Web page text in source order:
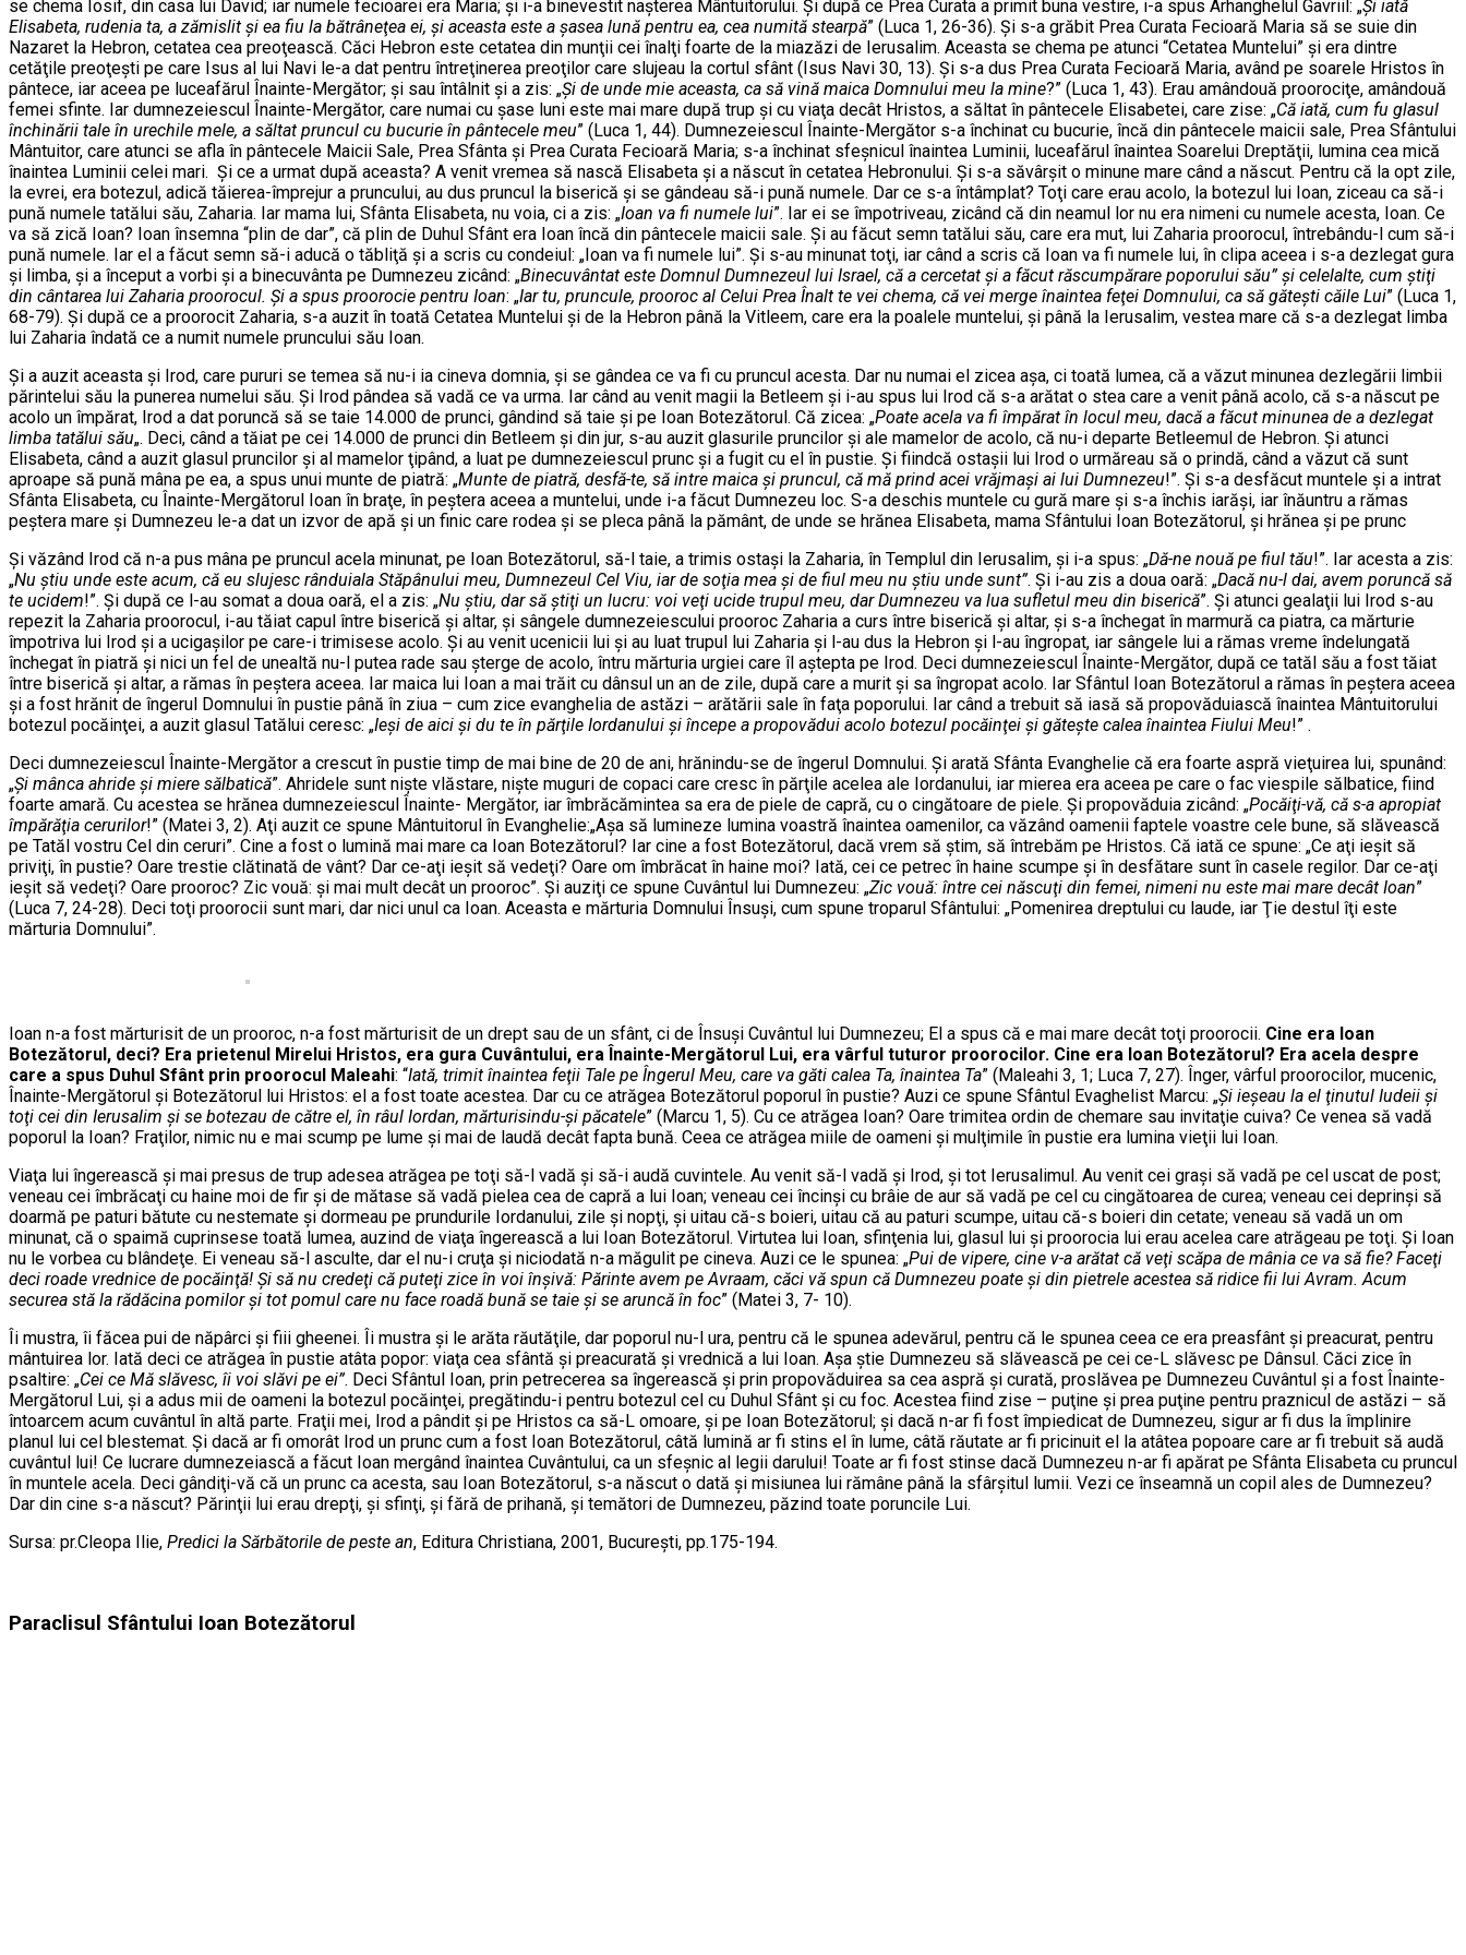
se chema Iosif, din casa lui David; iar numele fecioarei era Maria; şi i-a binevestit naşterea Mântuitorului. Şi după ce Prea Curata a primit buna vestire, i-a spus Arhanghelul Gavriil: „Şi iată
Elisabeta, rudenia ta, a zămislit şi ea fiu la bătrâneţea ei, şi aceasta este a şasea lună pentru ea, cea numită stearpă” (Luca 1, 26-36). Şi s-a grăbit Prea Curata Fecioară Maria să se suie din
Nazaret la Hebron, cetatea cea preoţească. Căci Hebron este cetatea din munţii cei înalţi foarte de la miazăzi de Ierusalim. Aceasta se chema pe atunci “Cetatea Muntelui” şi era dintre
cetăţile preoţeşti pe care Isus al lui Navi le-a dat pentru întreţinerea preoţilor care slujeau la cortul sfânt (Isus Navi 30, 13). Şi s-a dus Prea Curata Fecioară Maria, având pe soarele Hristos în
pântece, iar aceea pe luceafărul Înainte-Mergător; şi sau întâlnit şi a zis: „Şi de unde mie aceasta, ca să vină maica Domnului meu la mine?” (Luca 1, 43). Erau amândouă proorociţe, amândouă
femei sfinte. Iar dumnezeiescul Înainte-Mergător, care numai cu şase luni este mai mare după trup şi cu viaţa decât Hristos, a săltat în pântecele Elisabetei, care zise: „Că iată, cum fu glasul
închinării tale în urechile mele, a săltat pruncul cu bucurie în pântecele meu” (Luca 1, 44). Dumnezeiescul Înainte-Mergător s-a închinat cu bucurie, încă din pântecele maicii sale, Prea Sfântului
Mântuitor, care atunci se afla în pântecele Maicii Sale, Prea Sfânta şi Prea Curata Fecioară Maria; s-a închinat sfeşnicul înaintea Luminii, luceafărul înaintea Soarelui Dreptăţii, lumina cea mică
înaintea Luminii celei mari. Şi ce a urmat după aceasta? A venit vremea să nască Elisabeta şi a născut în cetatea Hebronului. Şi s-a săvârşit o minune mare când a născut. Pentru că la opt zile,
la evrei, era botezul, adică tăierea-împrejur a pruncului, au dus pruncul la biserică şi se gândeau să-i pună numele. Dar ce s-a întâmplat? Toţi care erau acolo, la botezul lui Ioan, ziceau ca să-i
pună numele tatălui său, Zaharia. Iar mama lui, Sfânta Elisabeta, nu voia, ci a zis: „Ioan va fi numele lui”. Iar ei se împotriveau, zicând că din neamul lor nu era nimeni cu numele acesta, Ioan. Ce
va să zică Ioan? Ioan însemna “plin de dar”, că plin de Duhul Sfânt era Ioan încă din pântecele maicii sale. Şi au făcut semn tatălui său, care era mut, lui Zaharia proorocul, întrebându-l cum să-i
pună numele. Iar el a făcut semn să-i aducă o tăbliţă şi a scris cu condeiul: „Ioan va fi numele lui”. Şi s-au minunat toţi, iar când a scris că Ioan va fi numele lui, în clipa aceea i s-a dezlegat gura
şi limba, şi a început a vorbi şi a binecuvânta pe Dumnezeu zicând: „Binecuvântat este Domnul Dumnezeul lui Israel, că a cercetat şi a făcut răscumpărare poporului său” şi celelalte, cum ştiţi
din cântarea lui Zaharia proorocul. Şi a spus proorocie pentru Ioan: „Iar tu, pruncule, prooroc al Celui Prea Înalt te vei chema, că vei merge înaintea feţei Domnului, ca să găteşti căile Lui” (Luca 1,
68-79). Şi după ce a proorocit Zaharia, s-a auzit în toată Cetatea Muntelui şi de la Hebron până la Vitleem, care era la poalele muntelui, şi până la Ierusalim, vestea mare că s-a dezlegat limba
lui Zaharia îndată ce a numit numele pruncului său Ioan.
Şi a auzit aceasta şi Irod, care pururi se temea să nu-i ia cineva domnia, şi se gândea ce va fi cu pruncul acesta. Dar nu numai el zicea aşa, ci toată lumea, că a văzut minunea dezlegării limbii
părintelui său la punerea numelui său. Şi Irod pândea să vadă ce va urma. Iar când au venit magii la Betleem şi i-au spus lui Irod că s-a arătat o stea care a venit până acolo, că s-a născut pe
acolo un împărat, Irod a dat poruncă să se taie 14.000 de prunci, gândind să taie şi pe Ioan Botezătorul. Că zicea: „Poate acela va fi împărat în locul meu, dacă a făcut minunea de a dezlegat
limba tatălui său„. Deci, când a tăiat pe cei 14.000 de prunci din Betleem şi din jur, s-au auzit glasurile pruncilor şi ale mamelor de acolo, că nu-i departe Betleemul de Hebron. Şi atunci
Elisabeta, când a auzit glasul pruncilor şi al mamelor ţipând, a luat pe dumnezeiescul prunc şi a fugit cu el în pustie. Şi fiindcă ostaşii lui Irod o urmăreau să o prindă, când a văzut că sunt
aproape să pună mâna pe ea, a spus unui munte de piatră: „Munte de piatră, desfă-te, să intre maica şi pruncul, că mă prind acei vrăjmaşi ai lui Dumnezeu!”. Şi s-a desfăcut muntele şi a intrat
Sfânta Elisabeta, cu Înainte-Mergătorul Ioan în braţe, în peştera aceea a muntelui, unde i-a făcut Dumnezeu loc. S-a deschis muntele cu gură mare şi s-a închis iarăşi, iar înăuntru a rămas
peştera mare şi Dumnezeu le-a dat un izvor de apă şi un finic care rodea şi se pleca până la pământ, de unde se hrănea Elisabeta, mama Sfântului Ioan Botezătorul, şi hrănea şi pe prunc
Şi văzând Irod că n-a pus mâna pe pruncul acela minunat, pe Ioan Botezătorul, să-l taie, a trimis ostaşi la Zaharia, în Templul din Ierusalim, şi i-a spus: „Dă-ne nouă pe fiul tău!”. Iar acesta a zis:
„Nu ştiu unde este acum, că eu slujesc rânduiala Stăpânului meu, Dumnezeul Cel Viu, iar de soţia mea şi de fiul meu nu ştiu unde sunt”. Şi i-au zis a doua oară: „Dacă nu-l dai, avem poruncă să
te ucidem!”. Şi după ce l-au somat a doua oară, el a zis: „Nu ştiu, dar să ştiţi un lucru: voi veţi ucide trupul meu, dar Dumnezeu va lua sufletul meu din biserică”. Şi atunci gealaţii lui Irod s-au
repezit la Zaharia proorocul, i-au tăiat capul între biserică şi altar, şi sângele dumnezeiescului prooroc Zaharia a curs între biserică şi altar, şi s-a închegat în marmură ca piatra, ca mărturie
împotriva lui Irod şi a ucigaşilor pe care-i trimisese acolo. Şi au venit ucenicii lui şi au luat trupul lui Zaharia şi l-au dus la Hebron şi l-au îngropat, iar sângele lui a rămas vreme îndelungată
închegat în piatră şi nici un fel de unealtă nu-l putea rade sau şterge de acolo, întru mărturia urgiei care îl aştepta pe Irod. Deci dumnezeiescul Înainte-Mergător, după ce tatăl său a fost tăiat
între biserică şi altar, a rămas în peştera aceea. Iar maica lui Ioan a mai trăit cu dânsul un an de zile, după care a murit şi sa îngropat acolo. Iar Sfântul Ioan Botezătorul a rămas în peştera aceea
şi a fost hrănit de îngerul Domnului în pustie până în ziua – cum zice evanghelia de astăzi – arătării sale în faţa poporului. Iar când a trebuit să iasă să propovăduiască înaintea Mântuitorului
botezul pocăinţei, a auzit glasul Tatălui ceresc: „Ieşi de aici şi du te în părţile Iordanului şi începe a propovădui acolo botezul pocăinţei şi găteşte calea înaintea Fiului Meu!” .
Deci dumnezeiescul Înainte-Mergător a crescut în pustie timp de mai bine de 20 de ani, hrănindu-se de îngerul Domnului. Şi arată Sfânta Evanghelie că era foarte aspră vieţuirea lui, spunând:
„Şi mânca ahride şi miere sălbatică”. Ahridele sunt nişte vlăstare, nişte muguri de copaci care cresc în părţile acelea ale Iordanului, iar mierea era aceea pe care o fac viespile sălbatice, fiind
foarte amară. Cu acestea se hrănea dumnezeiescul Înainte- Mergător, iar îmbrăcămintea sa era de piele de capră, cu o cingătoare de piele. Şi propovăduia zicând: „Pocăiţi-vă, că s-a apropiat
împărăţia cerurilor!” (Matei 3, 2). Aţi auzit ce spune Mântuitorul în Evanghelie:„Aşa să lumineze lumina voastră înaintea oamenilor, ca văzând oamenii faptele voastre cele bune, să slăvească
pe Tatăl vostru Cel din ceruri”. Cine a fost o lumină mai mare ca Ioan Botezătorul? Iar cine a fost Botezătorul, dacă vrem să ştim, să întrebăm pe Hristos. Că iată ce spune: „Ce aţi ieşit să
priviţi, în pustie? Oare trestie clătinată de vânt? Dar ce-aţi ieşit să vedeţi? Oare om îmbrăcat în haine moi? Iată, cei ce petrec în haine scumpe şi în desfătare sunt în casele regilor. Dar ce-aţi
ieşit să vedeţi? Oare prooroc? Zic vouă: şi mai mult decât un prooroc”. Şi auziţi ce spune Cuvântul lui Dumnezeu: „Zic vouă: între cei născuţi din femei, nimeni nu este mai mare decât Ioan”
(Luca 7, 24-28). Deci toţi proorocii sunt mari, dar nici unul ca Ioan. Aceasta e mărturia Domnului Însuşi, cum spune troparul Sfântului: „Pomenirea dreptului cu laude, iar Ţie destul îţi este
mărturia Domnului”.
Ioan n-a fost mărturisit de un prooroc, n-a fost mărturisit de un drept sau de un sfânt, ci de Însuşi Cuvântul lui Dumnezeu; El a spus că e mai mare decât toţi proorocii. Cine era Ioan
Botezătorul, deci? Era prietenul Mirelui Hristos, era gura Cuvântului, era Înainte-Mergătorul Lui, era vârful tuturor proorocilor. Cine era Ioan Botezătorul? Era acela despre
care a spus Duhul Sfânt prin proorocul Maleahi: “Iată, trimit înaintea feţii Tale pe Îngerul Meu, care va găti calea Ta, înaintea Ta” (Maleahi 3, 1; Luca 7, 27). Înger, vârful proorocilor, mucenic,
Înainte-Mergătorul şi Botezătorul lui Hristos: el a fost toate acestea. Dar cu ce atrăgea Botezătorul poporul în pustie? Auzi ce spune Sfântul Evaghelist Marcu: „Şi ieşeau la el ţinutul Iudeii şi
toţi cei din Ierusalim şi se botezau de către el, în râul Iordan, mărturisindu-şi păcatele” (Marcu 1, 5). Cu ce atrăgea Ioan? Oare trimitea ordin de chemare sau invitaţie cuiva? Ce venea să vadă
poporul la Ioan? Fraţilor, nimic nu e mai scump pe lume şi mai de laudă decât fapta bună. Ceea ce atrăgea miile de oameni şi mulţimile în pustie era lumina vieţii lui Ioan.
Viaţa lui îngerească şi mai presus de trup adesea atrăgea pe toţi să-l vadă şi să-i audă cuvintele. Au venit să-l vadă şi Irod, şi tot Ierusalimul. Au venit cei graşi să vadă pe cel uscat de post;
veneau cei îmbrăcaţi cu haine moi de fir şi de mătase să vadă pielea cea de capră a lui Ioan; veneau cei încinşi cu brâie de aur să vadă pe cel cu cingătoarea de curea; veneau cei deprinşi să
doarmă pe paturi bătute cu nestemate şi dormeau pe prundurile Iordanului, zile şi nopţi, şi uitau că-s boieri, uitau că au paturi scumpe, uitau că-s boieri din cetate; veneau să vadă un om
minunat, că o spaimă cuprinsese toată lumea, auzind de viaţa îngerească a lui Ioan Botezătorul. Virtutea lui Ioan, sfinţenia lui, glasul lui şi proorocia lui erau acelea care atrăgeau pe toţi. Şi Ioan
nu le vorbea cu blândeţe. Ei veneau să-l asculte, dar el nu-i cruţa şi niciodată n-a măgulit pe cineva. Auzi ce le spunea: „Pui de vipere, cine v-a arătat că veţi scăpa de mânia ce va să fie? Faceţi
deci roade vrednice de pocăinţă! Şi să nu credeţi că puteţi zice în voi înşivă: Părinte avem pe Avraam, căci vă spun că Dumnezeu poate şi din pietrele acestea să ridice fii lui Avram. Acum
securea stă la rădăcina pomilor şi tot pomul care nu face roadă bună se taie şi se aruncă în foc” (Matei 3, 7- 10).
Îi mustra, îi făcea pui de năpârci şi fiii gheenei. Îi mustra şi le arăta răutăţile, dar poporul nu-l ura, pentru că le spunea adevărul, pentru că le spunea ceea ce era preasfânt şi preacurat, pentru
mântuirea lor. Iată deci ce atrăgea în pustie atâta popor: viaţa cea sfântă şi preacurată şi vrednică a lui Ioan. Aşa ştie Dumnezeu să slăvească pe cei ce-L slăvesc pe Dânsul. Căci zice în
psaltire: „Cei ce Mă slăvesc, îi voi slăvi pe ei”. Deci Sfântul Ioan, prin petrecerea sa îngerească şi prin propovăduirea sa cea aspră şi curată, proslăvea pe Dumnezeu Cuvântul şi a fost Înainte-
Mergătorul Lui, şi a adus mii de oameni la botezul pocăinţei, pregătindu-i pentru botezul cel cu Duhul Sfânt şi cu foc. Acestea fiind zise – puţine şi prea puţine pentru praznicul de astăzi – să
întoarcem acum cuvântul în altă parte. Fraţii mei, Irod a pândit şi pe Hristos ca să-L omoare, şi pe Ioan Botezătorul; şi dacă n-ar fi fost împiedicat de Dumnezeu, sigur ar fi dus la împlinire
planul lui cel blestemat. Şi dacă ar fi omorât Irod un prunc cum a fost Ioan Botezătorul, câtă lumină ar fi stins el în lume, câtă răutate ar fi pricinuit el la atâtea popoare care ar fi trebuit să audă
cuvântul lui! Ce lucrare dumnezeiască a făcut Ioan mergând înaintea Cuvântului, ca un sfeşnic al legii darului! Toate ar fi fost stinse dacă Dumnezeu n-ar fi apărat pe Sfânta Elisabeta cu pruncul
în muntele acela. Deci gândiţi-vă că un prunc ca acesta, sau Ioan Botezătorul, s-a născut o dată şi misiunea lui rămâne până la sfârşitul lumii. Vezi ce înseamnă un copil ales de Dumnezeu?
Dar din cine s-a născut? Părinţii lui erau drepţi, şi sfinţi, şi fără de prihană, şi temători de Dumnezeu, păzind toate poruncile Lui.
Sursa: pr.Cleopa Ilie, Predici la Sărbătorile de peste an, Editura Christiana, 2001, București, pp.175-194.
Paraclisul Sfântului Ioan Botezătorul